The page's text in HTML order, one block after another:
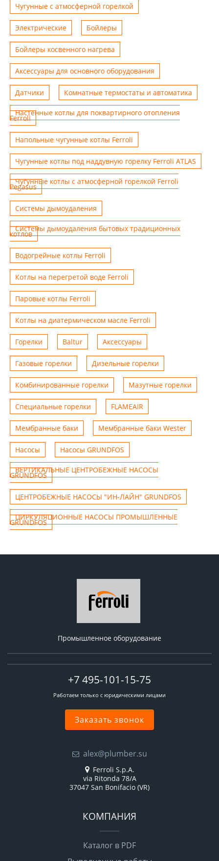
Чугунные с атмосферной горелкой
Электрические Бойлеры
Бойлеры косвенного нагрева
Аксессуары для основного оборудования
Датчики Комнатные термостаты и автоматика
Настенные котлы для поквартирного отопления
Ferroli
Напольные чугунные котлы Ferroli
Чугунные котлы под наддувную горелку Ferroli ATLAS
Чугунные котлы с атмосферной горелкой Ferroli
Pegasus
Системы дымоудаления
Системы дымоудаления бытовых традиционных
котлов
Водогрейные котлы Ferroli
Котлы на перегретой воде Ferroli
Паровые котлы Ferroli
Котлы на диатермическом масле Ferroli
Горелки Baltur Аксессуары
Газовые горелки Дизельные горелки
Комбинированные горелки Мазутные горелки
Специальные горелки FLAMEAIR
Мембранные баки Мембранные баки Wester
Насосы Насосы GRUNDFOS
ВЕРТИКАЛЬНЫЕ ЦЕНТРОБЕЖНЫЕ НАСОСЫ
GRUNDFOS
ЦЕНТРОБЕЖНЫЕ НАСОСЫ "ИН-ЛАЙН" GRUNDFOS
ЦИРКУЛЯЦИОННЫЕ НАСОСЫ ПРОМЫШЛЕННЫЕ
GRUNDFOS
Промышленное оборудование
+7 495-101-15-75
Работаем только с юридическими лицами
Заказать звонок
alex@plumber.su
Ferroli S.p.A.
via Ritonda 78/A
37047 San Bonifacio (VR)
КОМПАНИЯ
Каталог в PDF